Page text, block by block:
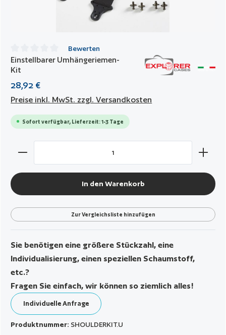
Durchschnittliche Bewertung von 0 von 5 Sternen
Bewerten
Einstellbarer Umhängeriemen-
Kit
28,92 €
Preise inkl. MwSt. zzgl. Versandkosten
Sofort verfügbar, Lieferzeit: 1-3 Tage
Produkt Anzahl: Gib den gewünschten Wert ein oder
In den Warenkorb
Zur Vergleichsliste hinzufügen
Sie benötigen eine größere Stückzahl, eine
Individualisierung, einen speziellen Schaumstoff,
etc.?
Fragen Sie einfach, wir können so ziemlich alles!
Individuelle Anfrage
Produktnummer: SHOULDERKIT.U